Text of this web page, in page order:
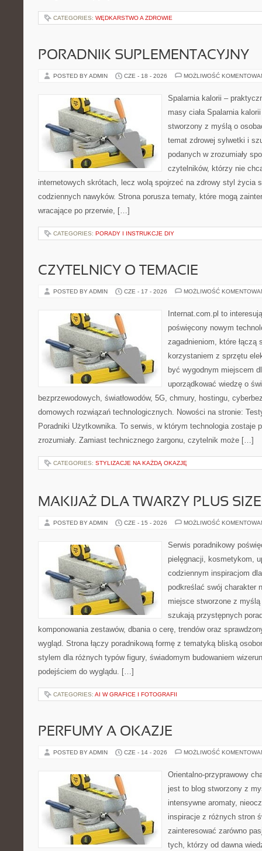
CATEGORIES: WĘDKARSTWO A ZDROWIE
PORADNIK SUPLEMENTACYJNY
POSTED BY ADMIN CZE - 18 - 2026 MOŻLIWOŚĆ
Spalarnia kalorii –
masy ciała Spalarnia
stworzony z myślą o
temat zdrowej sylwetki i
podanych w zrozumiały
czytelników, którzy nie
internetowych skrótach, lecz wolą spojrzeć na zdrowy styl życia
codziennych nawyków. Strona porusza tematy, które mogą
wracające po przerwie, […]
CATEGORIES: PORADY I INSTRUKCJE DIY
CZYTELNICY O TEMACIE
POSTED BY ADMIN CZE - 17 - 2026 MOŻLIWOŚĆ
Internat.com.pl to
poświęcony nowym
zagadnieniom, które łączą
korzystaniem z sprzętu
być wygodnym miejscem
uporządkować wiedzę o
bezprzewodowych, światłowodów, 5G, chmury, hostingu,
domowych rozwiązań technologicznych. Nowości na stronie:
Poradniki Użytkownika. To serwis, w którym technologia zostaje
zrozumiały. Zamiast technicznego żargonu, czytelnik może […]
CATEGORIES: STYLIZACJE NA KAŻDĄ OKAZJĘ
MAKIJAŻ DLA TWARZY PLUS SIZE
POSTED BY ADMIN CZE - 15 - 2026 MOŻLIWOŚĆ
Serwis poradnikowy
pielęgnacji, kosmetykom,
codziennym inspiracjom
podkreślać swój charakter
miejsce stworzone z
szukają przystępnych
komponowania zestawów, dbania o cerę, trendów oraz
wygląd. Strona łączy poradnikową formę z tematyką bliską
stylem dla różnych typów figury, świadomym budowaniem
podejściem do wyglądu. […]
CATEGORIES: AI W GRAFICE I FOTOGRAFII
PERFUMY A OKAZJE
POSTED BY ADMIN CZE - 14 - 2026 MOŻLIWOŚĆ
Orientalno-przyprawowy
jest to blog stworzony z
intensywne aromaty,
inspiracje z różnych stron
zainteresować zarówno
tych, którzy od dawna